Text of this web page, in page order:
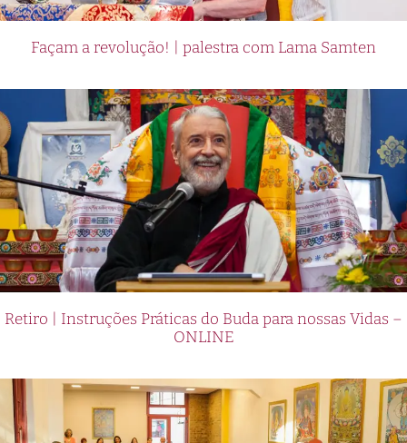
Façam a revolução! | palestra com Lama Samten
Retiro | Instruções Práticas do Buda para nossas Vidas –
ONLINE